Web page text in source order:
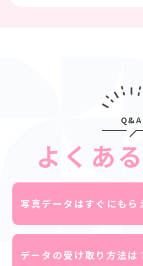
Q&A
よくあ
写真データはすぐにもら
未修正データ： 撮影当日の
しします。
データの受け取り方法は